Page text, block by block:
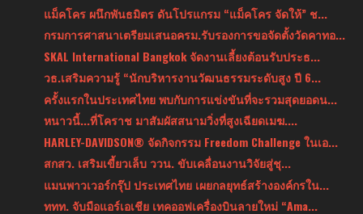
แม็คโคร ผนึกพันธมิตร ดันโปรแกรม “แม็คโคร จัดให้” ช...
กรมการศาสนาเตรียมเสนอครม.รับรองการขอจัดตั้งวัดคาทอ...
SKAL International Bangkok จัดงานเลี้ยงต้อนรับประธ...
วธ.เสริมความรู้ “นักบริหารงานวัฒนธรรมระดับสูง ปี 6...
ครั้งแรกในประเทศไทย พบกับการแข่งขันที่จะรวมสุดยอดน...
หนาวนี้...ที่โคราช มาสัมผัสสนามวิ่งที่สูงเฉียดเมฆ....
HARLEY-DAVIDSON® จัดกิจกรรม Freedom Challenge ในเอ...
สกสว. เสริมเขี้ยวเล็บ ววน. ขับเคลื่อนงานวิจัยสู่ชุ...
แมนพาวเวอร์กรุ๊ป ประเทศไทย เผยกลยุทธ์สร้างองค์กรใน...
ททท. จับมือแอร์เอเชีย เทคออฟเครื่องบินลายใหม่ “Ama...